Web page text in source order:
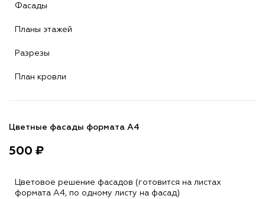
Фасады
Планы этажей
Разрезы
План кровли
Цветные фасады формата А4
500 ₽
Цветовое решение фасадов (готовится на листах
формата A4, по одному листу на фасад)